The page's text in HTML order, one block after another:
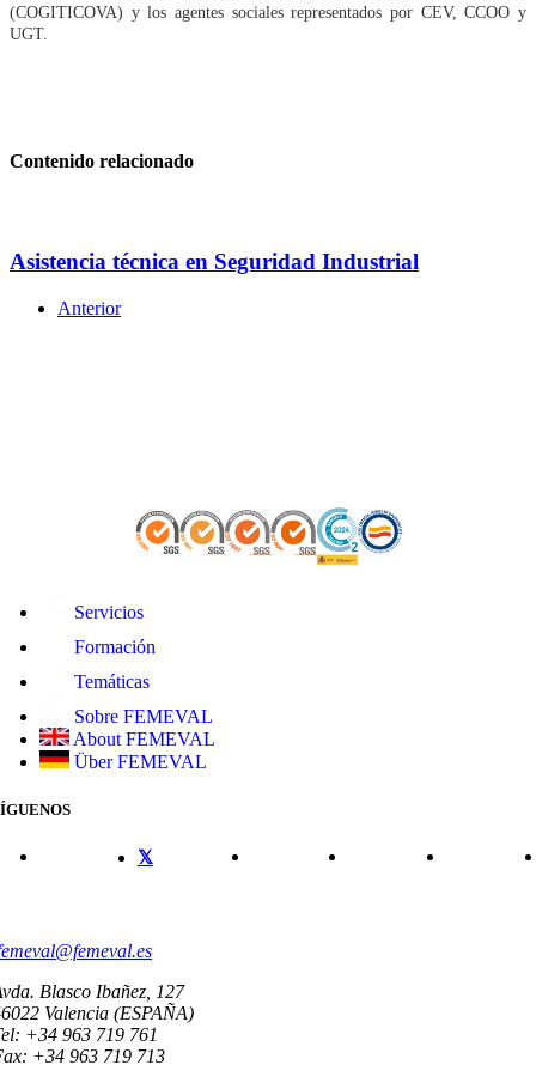
(COGITICOVA) y los agentes sociales representados por CEV, CCOO y
UGT.
Contenido relacionado
Asistencia técnica en Seguridad Industrial
Anterior
Servicios
Formación
Temáticas
Sobre FEMEVAL
About FEMEVAL
Über FEMEVAL
Blasco Ibañez, 127
Valencia (ESPAÑA)
+34 963 719 761
+34 963 719 713